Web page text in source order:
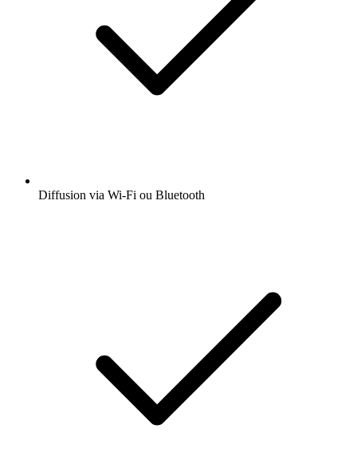
Diffusion via Wi-Fi ou Bluetooth